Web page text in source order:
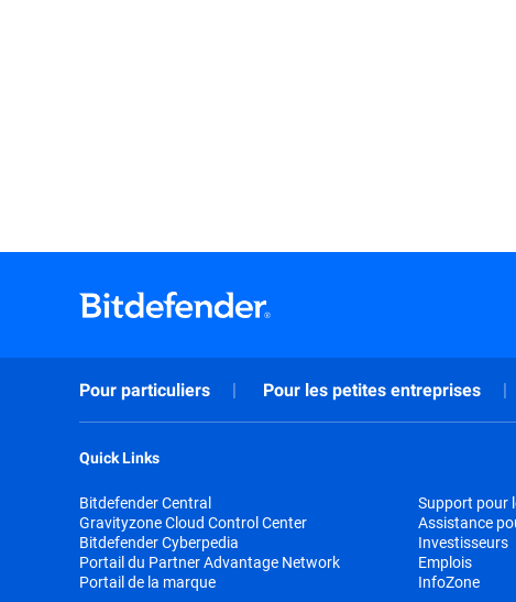
Pour particuliers Pour les petites entreprises
Quick Links
Bitdefender Central
Gravityzone Cloud Control Center
Bitdefender Cyberpedia
Portail du Partner Advantage Network
Portail de la marque
Support pour
Assistance
Investisseurs
Emplois
InfoZone